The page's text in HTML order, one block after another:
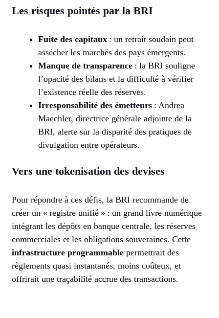
Les risques pointés par la BRI
Fuite des capitaux : un retrait soudain peut
assécher les marchés des pays émergents.
Manque de transparence : la BRI souligne
l’opacité des bilans et la difficulté à vérifier
l’existence réelle des réserves.
Irresponsabilité des émetteurs : Andrea
Maechler, directrice générale adjointe de la
BRI, alerte sur la disparité des pratiques de
divulgation entre opérateurs.
Vers une tokenisation des devises
Pour répondre à ces défis, la BRI recommande de
créer un « registre unifié » : un grand livre numérique
intégrant les dépôts en banque centrale, les réserves
commerciales et les obligations souveraines. Cette
infrastructure programmable permettrait des
règlements quasi instantanés, moins coûteux, et
offrirait une traçabilité accrue des transactions.